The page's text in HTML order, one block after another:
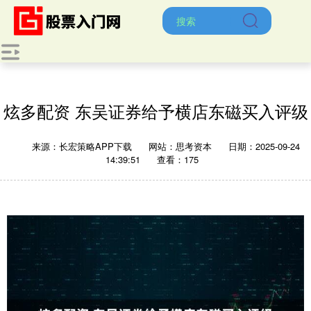
炫多配资 东吴证券给予横店东磁买入评级
来源：长宏策略APP下载 网站：思考资本
日期：2025-09-24
14:39:51
查看：175